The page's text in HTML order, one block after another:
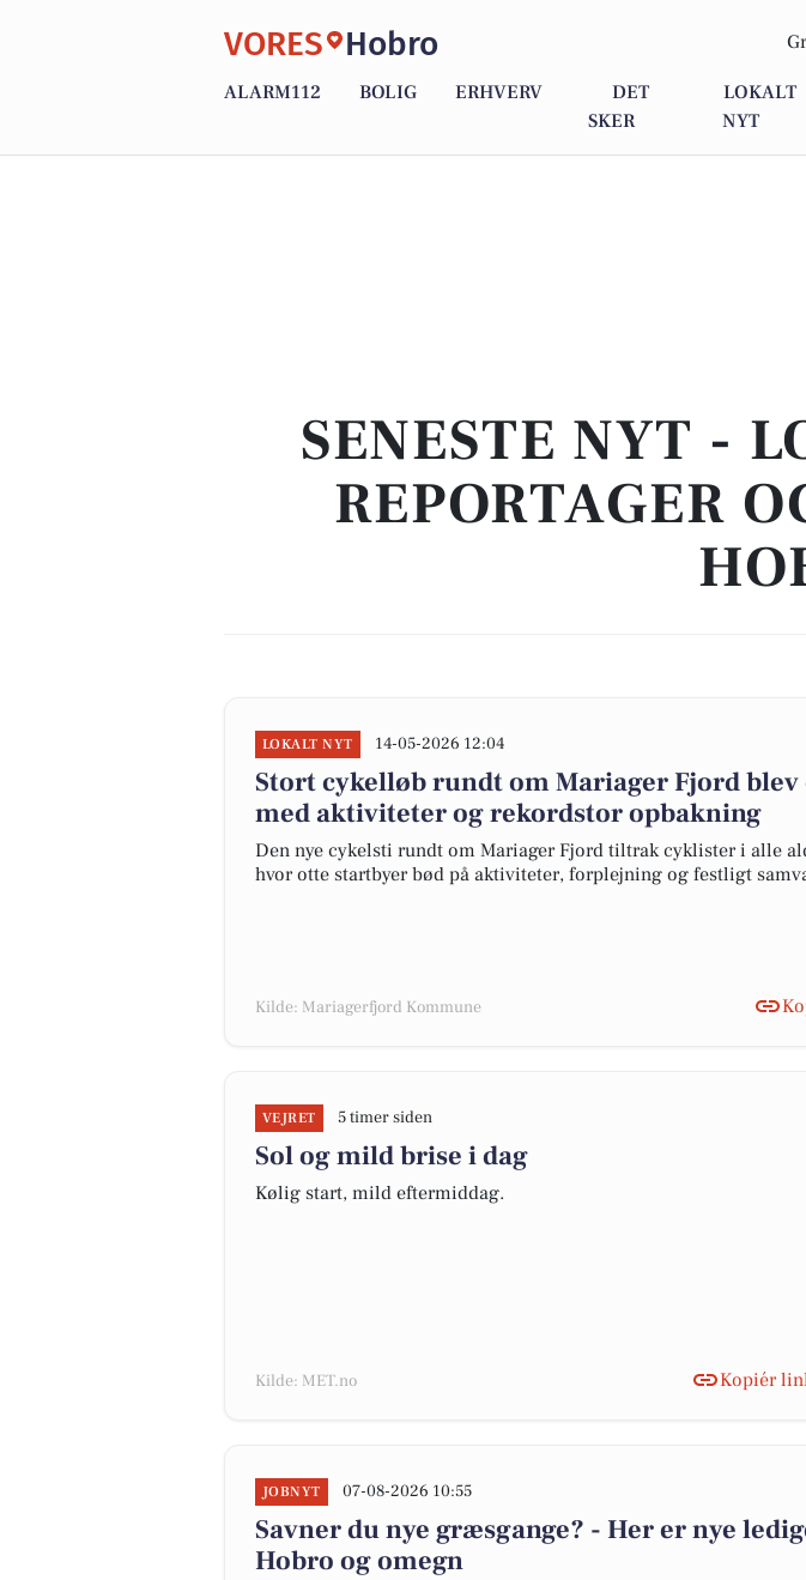
VORES Hobro
ALARM112 BOLIG ERHVERV
DET
SKER
LOKALT
NYT
SENESTE NYT -
REPORTAGER
LOKALT NYT 14-05-2026 12:04
Stort cykelløb rundt om Mariager Fjord
med aktiviteter og rekordstor opbakning
Den nye cykelsti rundt om Mariager Fjord tiltrak cyklister i alle
hvor otte startbyer bød på aktiviteter, forplejning og festligt
Kilde: Mariagerfjord Kommune
VEJRET 5 timer siden
Sol og mild brise i dag
Kølig start, mild eftermiddag.
Kilde: MET.no Kopiér
JOBNYT 07-08-2026 10:55
Savner du nye græsgange? - Her er nye
Hobro og omegn